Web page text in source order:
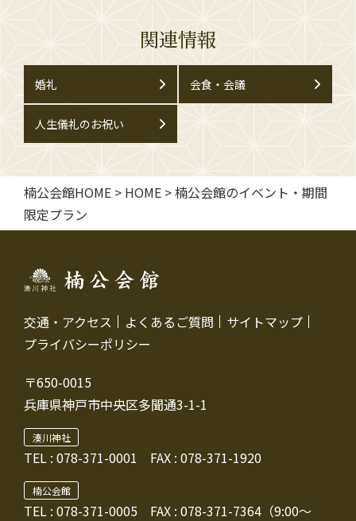
関連情報
婚礼 会食・会議
人生儀礼のお祝い
楠公会館HOME > HOME >楠公会館のイベント・期間
限定プラン
交通・アクセス よくあるご質問
サイトマップ
プライバシーポリシー
〒650-0015
兵庫県神戸市中央区多聞通3-1-1
湊川神社
TEL : 078-371-0001 FAX : 078-371-1920
楠公会館
TEL : 078-371-0005 FAX : 078-371-7364（9:00～